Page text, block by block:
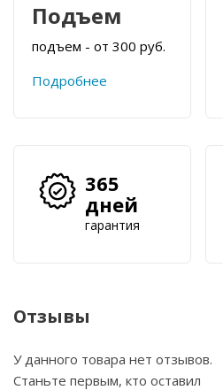
Подъем
подъем - от 300 руб.
Подробнее
365
дней
гарантия
Отзывы
У данного товара нет отзывов.
Станьте первым, кто оставил